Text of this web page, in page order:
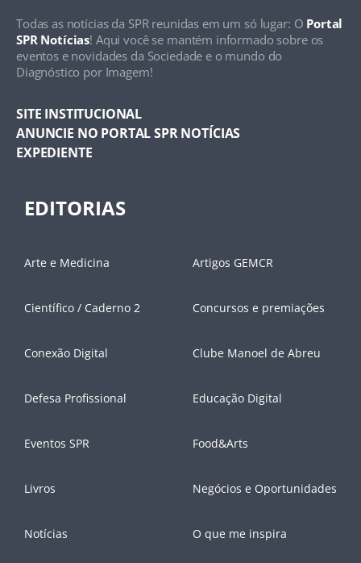
Todas as notícias da SPR reunidas em um só lugar: O Portal
SPR Notícias! Aqui você se mantém informado sobre os
eventos e novidades da Sociedade e o mundo do
Diagnóstico por Imagem!
SITE INSTITUCIONAL
ANUNCIE NO PORTAL SPR NOTÍCIAS
EXPEDIENTE
EDITORIAS
Arte e Medicina Artigos GEMCR
Científico / Caderno 2 Concursos e premiações
Conexão Digital Clube Manoel de Abreu
Defesa Profissional Educação Digital
Eventos SPR Food&Arts
Livros Negócios e Oportunidades
Notícias O que me inspira